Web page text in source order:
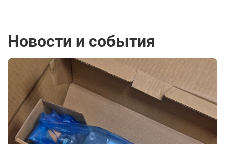
Новости и события